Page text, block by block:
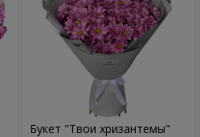
Букет "Твои хризантемы"